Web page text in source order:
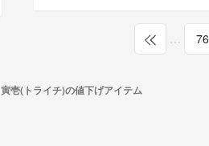
76
寅壱(トライチ)の値下げアイテム